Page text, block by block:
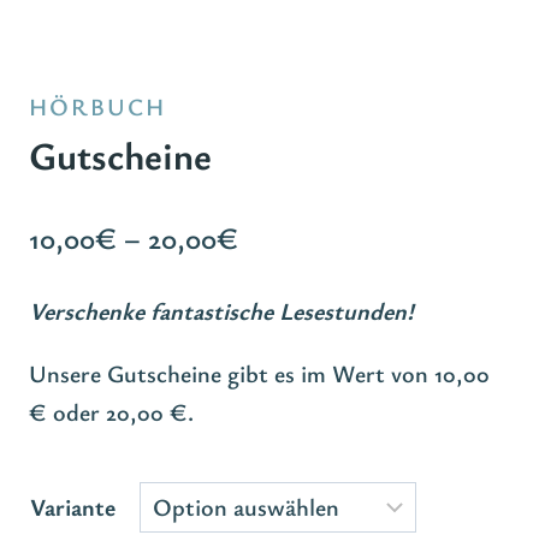
HÖRBUCH
Gutscheine
10,00€ – 20,00€
bis
20,00€
Verschenke fantastische Lesestunden!
Unsere Gutscheine gibt es im Wert von 10,00
€ oder 20,00 €.
Variante